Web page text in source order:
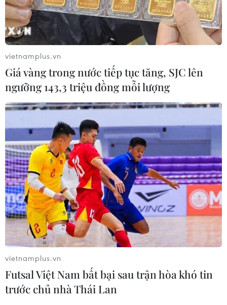
vietnamplus.vn
Giá vàng trong nước tiếp tục tăng, SJC lên
ngưỡng 143,3 triệu đồng mỗi lượng
vietnamplus.vn
Futsal Việt Nam bất bại sau trận hòa khó tin
trước chủ nhà Thái Lan